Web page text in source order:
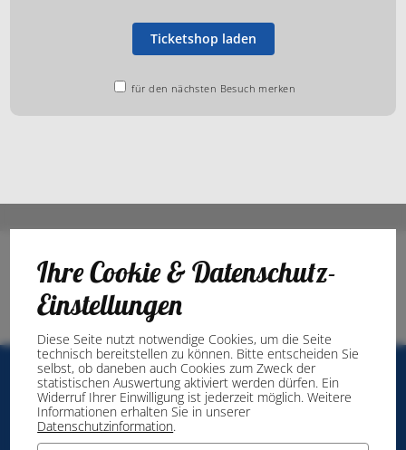
Ticketshop laden
für den nächsten Besuch merken
Ihre Cookie & Datenschutz-
Einstellungen
Diese Seite nutzt notwendige Cookies, um die Seite
technisch bereitstellen zu können. Bitte entscheiden Sie
selbst, ob daneben auch Cookies zum Zweck der
statistischen Auswertung aktiviert werden dürfen. Ein
Widerruf Ihrer Einwilligung ist jederzeit möglich. Weitere
Informationen erhalten Sie in unserer
Datenschutzinformation.